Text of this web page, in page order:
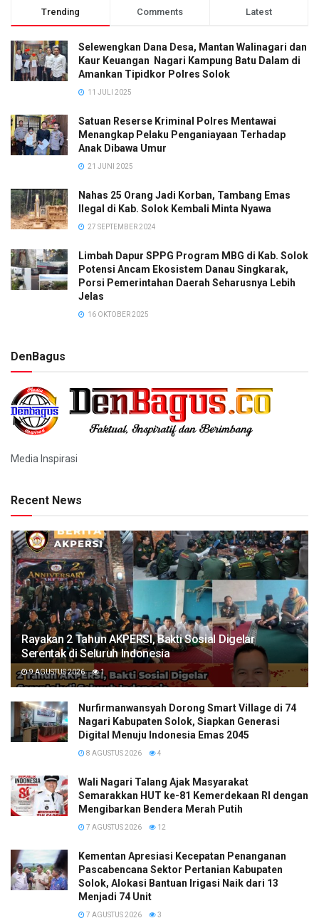
Trending Comments Latest
Selewengkan Dana Desa, Mantan Walinagari dan
Kaur Keuangan Nagari Kampung Batu Dalam di
Amankan Tipidkor Polres Solok
11 JULI 2025
Satuan Reserse Kriminal Polres Mentawai
Menangkap Pelaku Penganiayaan Terhadap
Anak Dibawa Umur
21 JUNI 2025
Nahas 25 Orang Jadi Korban, Tambang Emas
Ilegal di Kab. Solok Kembali Minta Nyawa
27 SEPTEMBER 2024
Limbah Dapur SPPG Program MBG di Kab. Solok
Potensi Ancam Ekosistem Danau Singkarak,
Porsi Pemerintahan Daerah Seharusnya Lebih
Jelas
16 OKTOBER 2025
DenBagus
Media Inspirasi
Recent News
Rayakan 2 Tahun AKPERSI, Bakti Sosial Digelar
Serentak di Seluruh Indonesia
9 AGUSTUS 2026 1
Nurfirmanwansyah Dorong Smart Village di 74
Nagari Kabupaten Solok, Siapkan Generasi
Digital Menuju Indonesia Emas 2045
8 AGUSTUS 2026 4
Wali Nagari Talang Ajak Masyarakat
Semarakkan HUT ke-81 Kemerdekaan RI dengan
Mengibarkan Bendera Merah Putih
7 AGUSTUS 2026 12
Kementan Apresiasi Kecepatan Penanganan
Pascabencana Sektor Pertanian Kabupaten
Solok, Alokasi Bantuan Irigasi Naik dari 13
Menjadi 74 Unit
7 AGUSTUS 2026 3